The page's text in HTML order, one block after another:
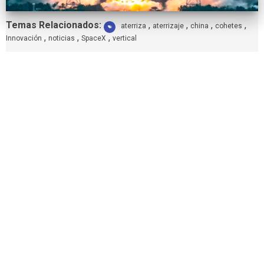
Temas Relacionados: Etiquetas:
aterriza , aterrizaje , china , cohetes ,
Innovación , noticias , SpaceX , vertical